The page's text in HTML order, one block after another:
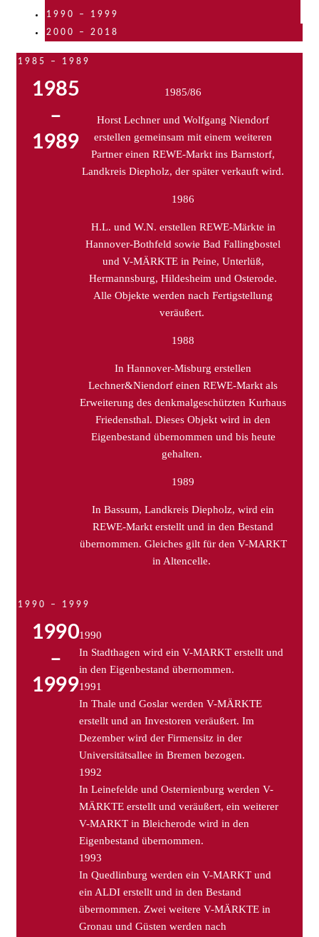
1990 – 1999
2000 – 2018
1985 – 1989
1985
–
1989
1985/86
Horst Lechner und Wolfgang Niendorf
erstellen gemeinsam mit einem weiteren
Partner einen REWE-Markt ins Barnstorf,
Landkreis Diepholz, der später verkauft wird.
1986
H.L. und W.N. erstellen REWE-Märkte in
Hannover-Bothfeld sowie Bad Fallingbostel
und V-MÄRKTE in Peine, Unterlüß,
Hermannsburg, Hildesheim und Osterode.
Alle Objekte werden nach Fertigstellung
veräußert.
1988
In Hannover-Misburg erstellen
Lechner&Niendorf einen REWE-Markt als
Erweiterung des denkmalgeschützten Kurhaus
Friedensthal. Dieses Objekt wird in den
Eigenbestand übernommen und bis heute
gehalten.
1989
In Bassum, Landkreis Diepholz, wird ein
REWE-Markt erstellt und in den Bestand
übernommen. Gleiches gilt für den V-MARKT
in Altencelle.
1990 – 1999
1990
–
1999
1990
In Stadthagen wird ein V-MARKT erstellt und
in den Eigenbestand übernommen.
1991
In Thale und Goslar werden V-MÄRKTE
erstellt und an Investoren veräußert. Im
Dezember wird der Firmensitz in der
Universitätsallee in Bremen bezogen.
1992
In Leinefelde und Osternienburg werden V-
MÄRKTE erstellt und veräußert, ein weiterer
V-MARKT in Bleicherode wird in den
Eigenbestand übernommen.
1993
In Quedlinburg werden ein V-MARKT und
ein ALDI erstellt und in den Bestand
übernommen. Zwei weitere V-MÄRKTE in
Gronau und Güsten werden nach